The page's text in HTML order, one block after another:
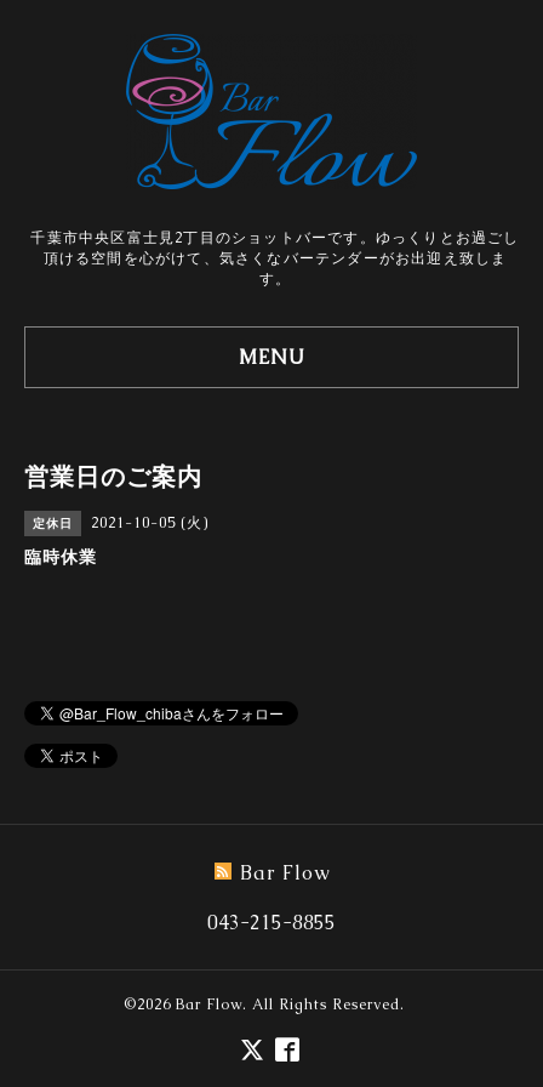
千葉市中央区富士見2丁目のショットバーです。ゆっくりとお過ごし
頂ける空間を心がけて、気さくなバーテンダーがお出迎え致しま
す。
MENU
営業日のご案内
定休日 2021-10-05 (火)
臨時休業
Bar Flow
043-215-8855
©2026 Bar Flow. All Rights Reserved.